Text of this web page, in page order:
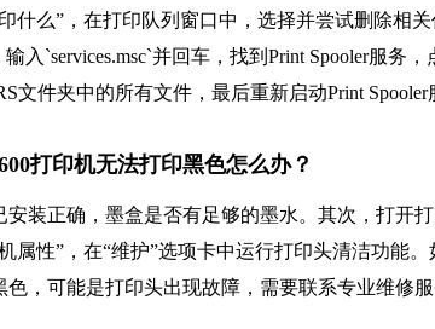
印什么”，在打印队列窗口中，选择并尝试删除相
入`services.msc`并回车，找到Print Spooler服务
文件夹中的所有文件，最后重新启动Print Spooler
打印机无法打印黑色怎么办？
装正确，墨盒是否有足够的墨水。其次，打开
机属性”，在“维护”选项卡中运行打印头清洁功能
，可能是打印头出现故障，需要联系专业维修服